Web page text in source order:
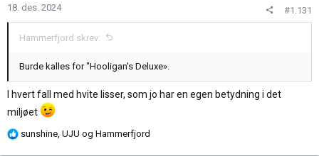
n
e
r
18. des. 2024 #1.131
Hammerfjord skrev:
Burde kalles for "Hooligan's Deluxe».
I hvert fall med hvite lisser, som jo har en egen betydning i det
miljøet
R
sunshine, UJU og Hammerfjord